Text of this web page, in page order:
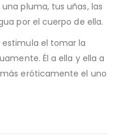
pluma, tus uñas, las
por el cuerpo de ella.
estimula el tomar la
Él a ella y ella a
eróticamente el uno